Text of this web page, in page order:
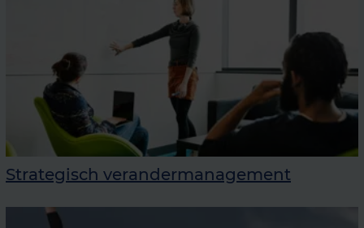
Strategisch verandermanagement